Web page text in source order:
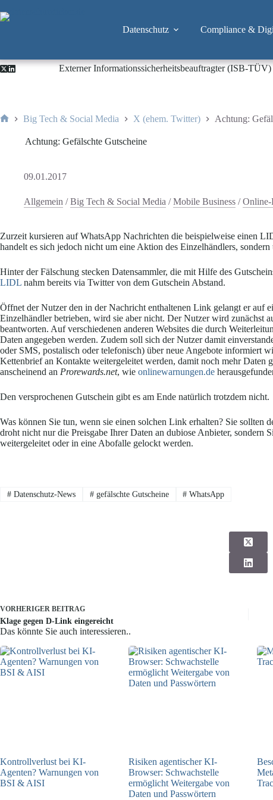
Inhalt
Datenschutz Compliance &
Externer Informationssicherheitsbeauftragter (ISB-TÜV)
Big Tech & Social Media X (ehem. Twitter) Achtung:
Achtung: Gefälschte Gutscheine
09.01.2017
Allgemein /Big Tech & Social Media /Mobile Business /Online-
Zurzeit kursieren auf WhatsApp Nachrichten die beispielweise einen
handelt es sich jedoch nicht um eine Aktion des Einzelhändlers, sondern
Hinter der Fälschung stecken Datensammler, die mit Hilfe des
LIDL nahm bereits via Twitter von dem Gutschein Abstand.
Öffnet der Nutzer den in der Nachricht enthaltenen Link gelangt er auf
Einzelhändler betrieben, wird sie aber nicht. Der Nutzer wird zunächst
beantworten. Auf verschiedenen anderen Websites die durch
Daten angegeben werden. Zudem soll sich der Nutzer damit
oder SMS, postalisch oder telefonisch) über neue Angebote informiert
Kettenbrief an Kontakte weitergeleitet werden, damit noch mehr Daten
anscheinend an Prorewards.net, wie onlinewarnungen.de
Den versprochenen Gutschein gibt es am Ende natürlich trotzdem nicht.
Was können Sie tun, wenn sie einen solchen Link erhalten? Sie
droht nicht nur die Preisgabe Ihrer Daten an dubiose Anbieter, sondern
weitergeleitet oder in eine Abofalle gelockt werden.
#Datenschutz-News #gefälschte Gutscheine # WhatsApp
VORHERIGER BEITRAG
Klage gegen D-Link eingereicht
Das könnte Sie auch interessieren..
Kontrollverlust bei KI-
Agenten? Warnungen von
BSI & AISI
Risiken agentischer KI-
Browser: Schwachstelle
ermöglicht Weitergabe von
Daten und Passwörtern